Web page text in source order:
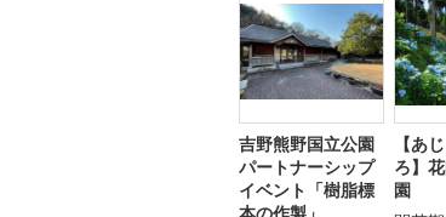
吉野熊野国立公園
パートナーシップ
イベント「樹脂標
【あ
ろ】
園